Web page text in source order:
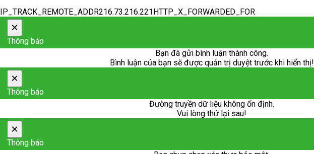
IP_TRACK_REMOTE_ADDR216.73.216.221HTTP_X_FORWARDED_FOR
×
Thông báo
Bạn đã gửi bình luận thành công.
Bình luận của bạn sẽ được quản trị duyệt trước khi hiển thị!
×
Thông báo
Đường truyền dữ liệu không ổn định.
Vui lòng thử lại sau!
×
Thông báo